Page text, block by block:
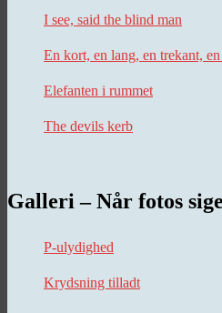
I see, said the blind man
En kort, en lang, en trekant, en
Elefanten i rummet
The devils kerb
Galleri – Når fotos
P-ulydighed
Krydsning tilladt